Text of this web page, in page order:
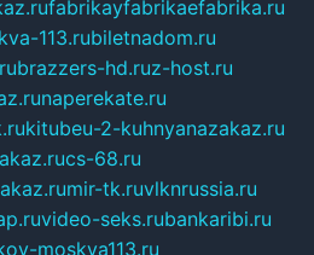
fabrikayfabrikaefabrika.ru
113.rubiletnadom.ru
brazzers-hd.ruz-host.ru
naperekate.ru
kitubeu-2-kuhnyanazakaz.ru
cs-68.ru
mir-tk.ruvlknrussia.ru
video-seks.rubankaribi.ru
moskva113.ru